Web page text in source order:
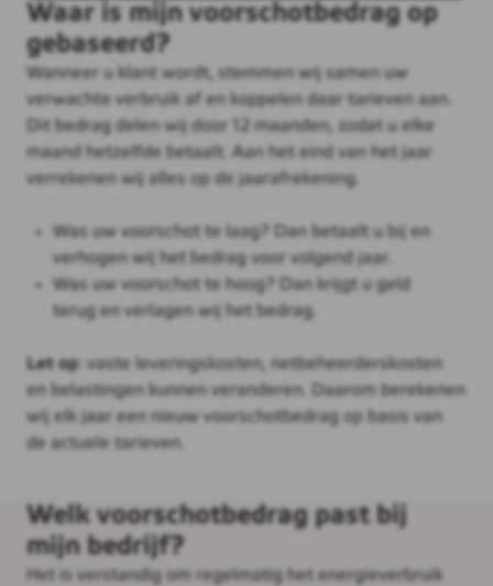
Waar is mijn voorschotbedrag op
gebaseerd?
Wanneer u klant wordt, stemmen wij samen uw
verwachte verbruik af en koppelen daar tarieven aan.
Dit bedrag delen wij door 12 maanden, zodat u elke
maand hetzelfde betaalt. Aan het eind van het jaar
verrekenen wij alles op de jaarafrekening.
Was uw voorschot te laag? Dan betaalt u bij en
verhogen wij het bedrag voor volgend jaar.
Was uw voorschot te hoog? Dan krijgt u geld
terug en verlagen wij het bedrag.
Let op: vaste leveringskosten, netbeheerderskosten
en belastingen kunnen veranderen. Daarom berekenen
wij elk jaar een nieuw voorschotbedrag op basis van
de actuele tarieven.
Welk voorschotbedrag past bij
mijn bedrijf?
Het is verstandig om regelmatig het energieverbruik